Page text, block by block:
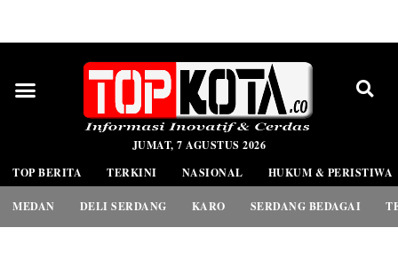
JUMAT, 7 AGUSTUS 2026
TOP BERITA
TERKINI NASIONAL HUKUM & PERISTIWA
MEDAN DELI SERDANG KARO SERDANG BEDAGAI